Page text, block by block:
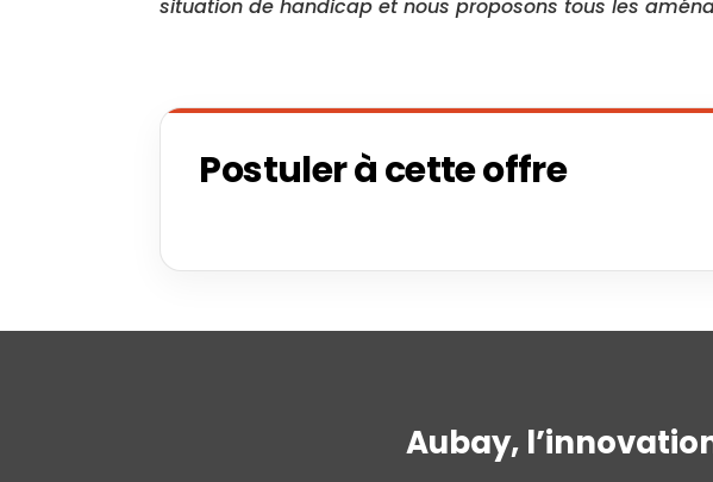
situation de handicap et nous proposons tous les
Postuler à cette offre
Aubay,